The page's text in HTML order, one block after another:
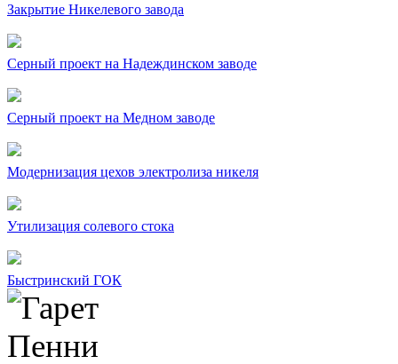
Закрытие Никелевого завода
Серный проект на Надеждинском заводе
Серный проект на Медном заводе
Модернизация цехов электролиза никеля
Утилизация солевого стока
Быстринский ГОК